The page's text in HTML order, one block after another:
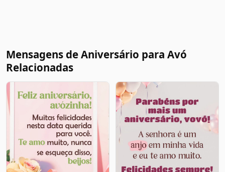
Mensagens de Aniversário para Avó
Relacionadas